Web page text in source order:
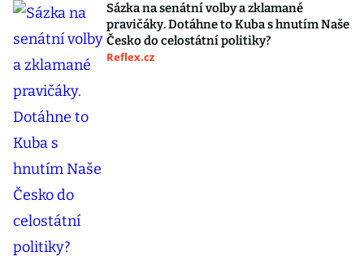
Sázka na senátní volby a zklamané
pravičáky. Dotáhne to Kuba s hnutím Naše
Česko do celostátní politiky?
Reflex.cz